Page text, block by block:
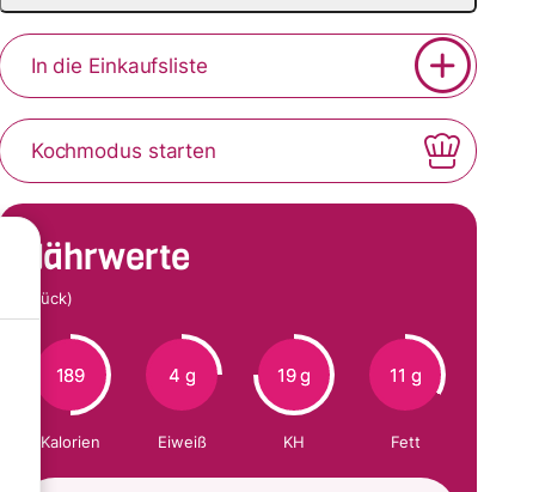
In die Einkaufsliste
Kochmodus starten
Nährwerte
(Stück)
189
Kalorien
4 g
Eiweiß
19 g
KH
11 g
Fett